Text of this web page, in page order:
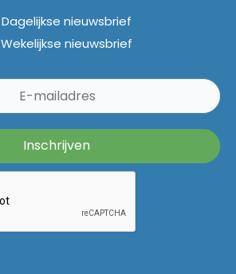
Dagelijkse nieuwsbrief
Wekelijkse nieuwsbrief